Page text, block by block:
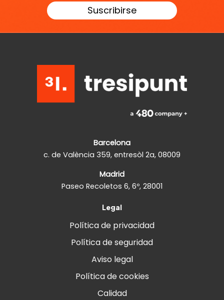
Barcelona
c. de València 359, entresòl 2a, 08009
Madrid
Paseo Recoletos 6, 6º, 28001
Legal
Política de privacidad
Política de seguridad
Aviso legal
Política de cookies
Calidad